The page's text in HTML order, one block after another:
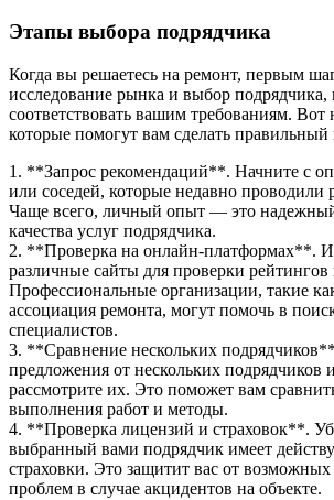
Этапы выбора подрядчика
Когда вы решаетесь на ремонт, первым
исследование рынка и выбор подрядчика,
соответствовать вашим требованиям. Вот
которые помогут вам сделать
1. **Запрос рекомендаций**. Начните с
или соседей, которые недавно проводили
Чаще всего, личный опыт — это
качества услуг подрядчика.
2. **Проверка на онлайн-платформах**.
различные сайты для проверки рейтингов
Профессиональные организации, такие
ассоциация ремонта, могут помочь в
специалистов.
3. **Сравнение нескольких
предложения от нескольких подрядчиков
рассмотрите их. Это поможет вам
выполнения работ и методы.
4. **Проверка лицензий и страховок**.
выбранный вами подрядчик имеет
страховки. Это защитит вас от
проблем в случае акцидентов на объекте.